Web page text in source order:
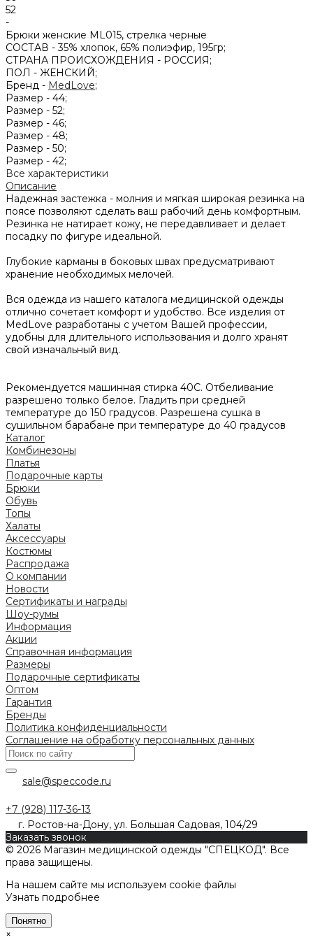
52
-
Брюки женские ML015, стрелка черные
СОСТАВ -35% хлопок, 65% полиэфир, 195гр;
СТРАНА ПРОИСХОЖДЕНИЯ - РОССИЯ;
ПОЛ - ЖЕНСКИЙ;
Бренд - MedLove;
Размер - 44;
Размер - 52;
Размер - 46;
Размер - 48;
Размер - 50;
Размер - 42;
Все характеристики
Описание
Надежная застежка - молния и мягкая широкая резинка на
поясе позволяют сделать ваш рабочий день комфортным.
Резинка не натирает кожу, не передавливает и делает
посадку по фигуре идеальной.
Глубокие карманы в боковых швах предусматривают
хранение необходимых мелочей.
Вся одежда из нашего каталога медицинской одежды
отлично сочетает комфорт и удобство. Все изделия от
MedLove разработаны с учетом Вашей профессии,
удобны для длительного использования и долго хранят
свой изначальный вид.
Рекомендуется машинная стирка 40С. Отбеливание
разрешено только белое. Гладить при средней
температуре до 150 градусов. Разрешена сушка в
сушильном барабане при температуре до 40 градусов
Каталог
Комбинезоны
Платья
Подарочные карты
Брюки
Обувь
Топы
Халаты
Аксессуары
Костюмы
Распродажа
О компании
Новости
Сертификаты и награды
Шоу-румы
Информация
Акции
Справочная информация
Размеры
Подарочные сертификаты
Оптом
Гарантия
Бренды
Политика конфиденциальности
Соглашение на обработку персональных данных
sale@speccode.ru
+7 (928) 117-36-13
г. Ростов-на-Дону, ул. Большая Садовая, 104/29
Заказать звонок
© 2026 Магазин медицинской одежды "СПЕЦКОД". Все
права защищены.
На нашем сайте мы используем cookie файлы
Узнать подробнее
Понятно
×